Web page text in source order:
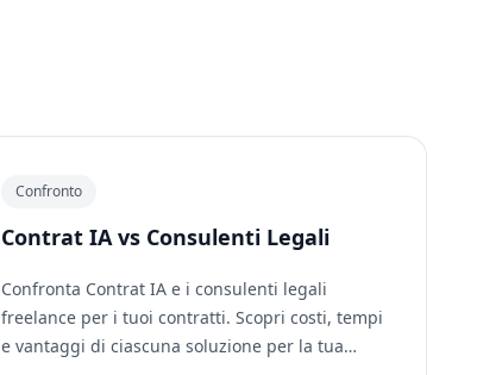
Confronto
Contrat IA vs Consulenti Legali
Confronta Contrat IA e i consulenti legali
freelance per i tuoi contratti. Scopri costi, tempi
e vantaggi di ciascuna soluzione per la tua